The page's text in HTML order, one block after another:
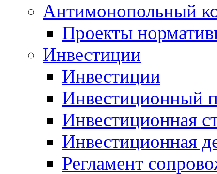
Антимонопольный
Проекты
Инвестиции
Инвестиции
Инвестиционный
Инвестиционная
Инвестиционная
Регламент